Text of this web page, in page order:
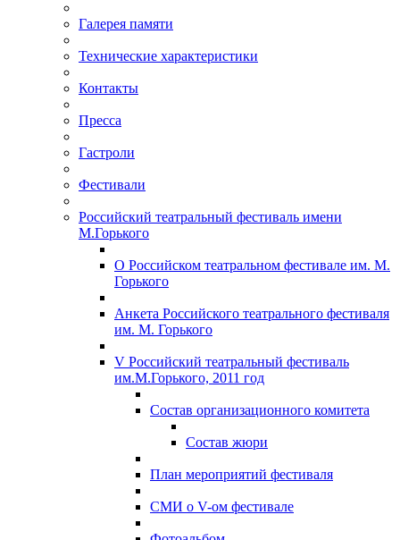
Галерея памяти
Технические характеристики
Контакты
Пресса
Гастроли
Фестивали
Российский театральный фестиваль имени
М.Горького
О Российском театральном фестивале им. М.
Горького
Анкета Российского театрального фестиваля
им. М. Горького
V Российский театральный фестиваль
им.М.Горького, 2011 год
Состав организационного комитета
Состав жюри
План мероприятий фестиваля
СМИ о V-ом фестивале